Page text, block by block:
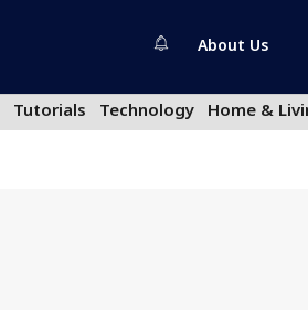
About Us
Tutorials Technology Home &